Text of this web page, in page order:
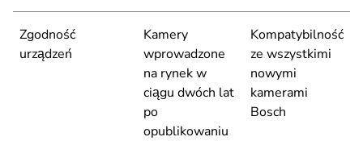
Zgodność
urządzeń
Kamery
wprowadzone
na rynek w
ciągu dwóch lat
po
opublikowaniu
Kompatybilność
ze wszystkimi
nowymi
kamerami
Bosch